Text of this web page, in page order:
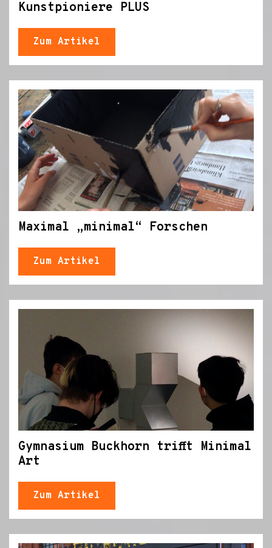
Kunstpioniere PLUS
Zum Artikel
Maximal „minimal“ Forschen
Zum Artikel
Gymnasium Buckhorn trifft Minimal
Art
Zum Artikel